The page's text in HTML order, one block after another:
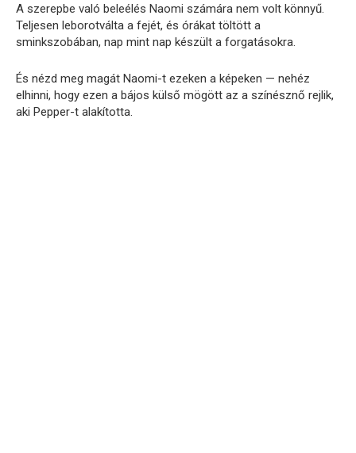
A szerepbe való beleélés Naomi számára nem volt könnyű.
Teljesen leborotválta a fejét, és órákat töltött a
sminkszobában, nap mint nap készült a forgatásokra.
És nézd meg magát Naomi-t ezeken a képeken — nehéz
elhinni, hogy ezen a bájos külső mögött az a színésznő rejlik,
aki Pepper-t alakította.